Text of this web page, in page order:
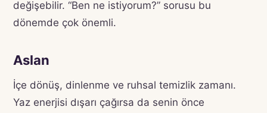
değişebilir. “Ben ne istiyorum?” sorusu bu
dönemde çok önemli.
Aslan
İçe dönüş, dinlenme ve ruhsal temizlik zamanı.
Yaz enerjisi dışarı çağırsa da senin önce